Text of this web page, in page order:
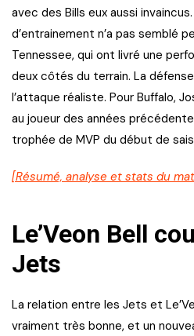
avec des Bills eux aussi
d’entrainement n’a pas semblé
Tennessee, qui ont livré une
deux côtés du terrain. La
l’attaque réaliste. Pour Buffalo,
au joueur des années
trophée de MVP du début de
[Résumé, analyse et stats du
Le’Veon Bell
Jets
La relation entre les Jets et
vraiment très bonne, et un